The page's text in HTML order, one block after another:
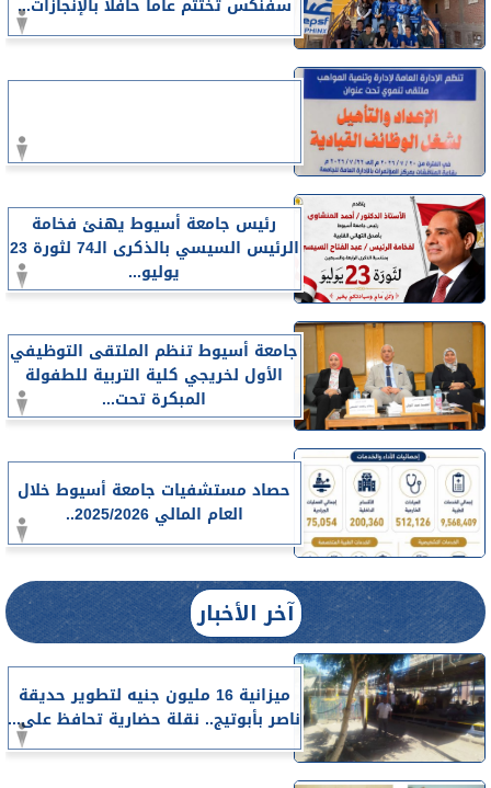
سفنكس تختتم عاما حافلا بالإنجازات...
رئيس جامعة أسيوط يهنئ فخامة
الرئيس السيسي بالذكرى الـ74 لثورة 23
يوليو...
جامعة أسيوط تنظم الملتقى التوظيفي
الأول لخريجي كلية التربية للطفولة
المبكرة تحت...
حصاد مستشفيات جامعة أسيوط خلال
العام المالي 2025/2026..
آخر الأخبار
ميزانية 16 مليون جنيه لتطوير حديقة
ناصر بأبوتيج.. نقلة حضارية تحافظ على...